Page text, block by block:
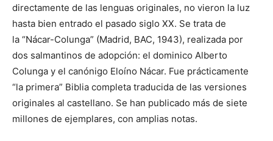
directamente de las lenguas originales, no vieron la luz
hasta bien entrado el pasado siglo XX. Se trata de
la “Nácar-Colunga” (Madrid, BAC, 1943), realizada por
dos salmantinos de adopción: el dominico Alberto
Colunga y el canónigo Eloíno Nácar. Fue prácticamente
“la primera” Biblia completa traducida de las versiones
originales al castellano. Se han publicado más de siete
millones de ejemplares, con amplias notas.